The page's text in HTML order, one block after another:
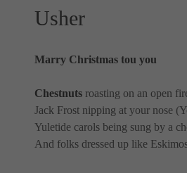
Usher
Marry Christmas tou you
Chestnuts roasting on an open
Jack Frost nipping at your nose
Yuletide carols being sung by a
And folks dressed up like